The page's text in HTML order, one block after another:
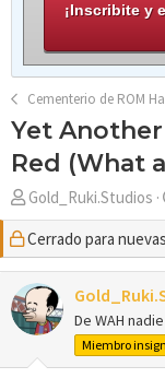
¡Inscribite y
Cementerio de ROM
Yet
Red (What
A
u
t
o
r
Gold_Ruki.Studios
Cerrado para
De WAH
Miembro